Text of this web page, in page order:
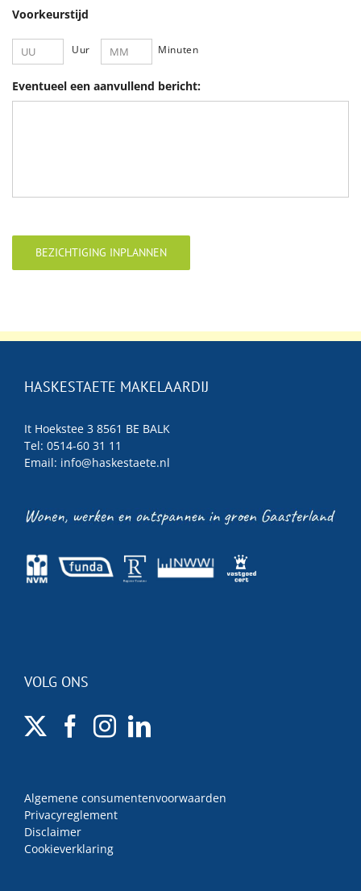
Voorkeurstijd
Uur Minuten
Eventueel een aanvullend bericht:
BEZICHTIGING INPLANNEN
HASKESTAETE MAKELAARDIJ
It Hoekstee 3 8561 BE BALK
Tel: 0514-60 31 11
Email: info@haskestaete.nl
VOLG ONS
Algemene consumentenvoorwaarden
Privacyreglement
Disclaimer
Cookieverklaring